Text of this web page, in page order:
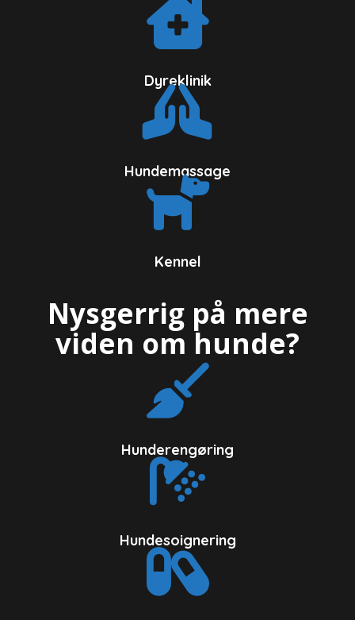
Dyreklinik
Hundemassage
Kennel
Nysgerrig på mere
viden om hunde?
Hunderengøring
Hundesoignering